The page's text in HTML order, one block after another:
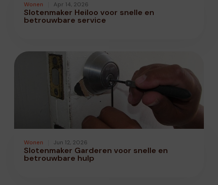
Wonen Apr 14, 2026
Slotenmaker Heiloo voor snelle en
betrouwbare service
Wonen Jun 12, 2026
Slotenmaker Garderen voor snelle en
betrouwbare hulp